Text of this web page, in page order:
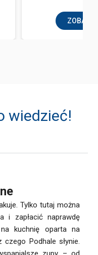
ZOBACZ
wiedzieć!
Tylko tutaj można
i zapłacić naprawdę
kuchnię oparta na
Podhale słynie.